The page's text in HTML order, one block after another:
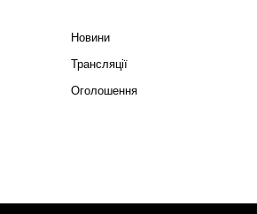
Новини
Трансляції
Оголошення